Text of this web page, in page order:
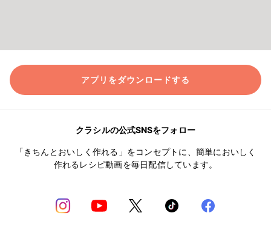
アプリをダウンロードする
クラシルの公式SNSをフォロー
「きちんとおいしく作れる」をコンセプトに、簡単においしく
作れるレシピ動画を毎日配信しています。